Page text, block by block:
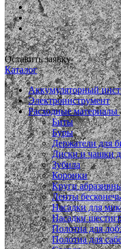
Оставить заявку
Каталог
Аккумуляторный
Электроинструмент
Расходные материалы
Биты
Буры
Держатели для
Диски и чашки
Зубила
Коронки
Круги
Ленты
Насадки для
Насадки
Полотна для
Полотна для